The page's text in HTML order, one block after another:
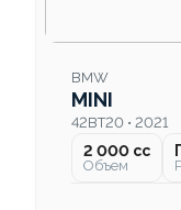
BMW
MINI
42BT20 • 2021
2 000 cc
Объем